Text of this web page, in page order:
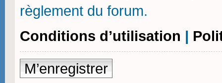
règlement du forum.
Conditions d’utilisation |
M’enregistrer